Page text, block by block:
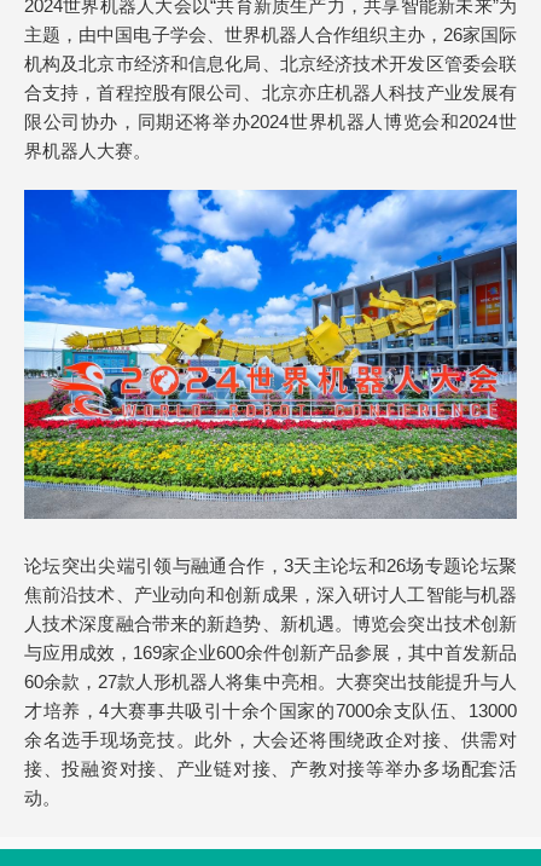
2024世界机器人大会以“共育新质生产力，共享智能新未来”为
主题，由中国电子学会、世界机器人合作组织主办，26家国际
机构及北京市经济和信息化局、北京经济技术开发区管委会联
合支持，首程控股有限公司、北京亦庄机器人科技产业发展有
限公司协办，同期还将举办2024世界机器人博览会和2024世
界机器人大赛。
论坛突出尖端引领与融通合作，3天主论坛和26场专题论坛聚
焦前沿技术、产业动向和创新成果，深入研讨人工智能与机器
人技术深度融合带来的新趋势、新机遇。博览会突出技术创新
与应用成效，169家企业600余件创新产品参展，其中首发新品
60余款，27款人形机器人将集中亮相。大赛突出技能提升与人
才培养，4大赛事共吸引十余个国家的7000余支队伍、13000
余名选手现场竞技。此外，大会还将围绕政企对接、供需对
接、投融资对接、产业链对接、产教对接等举办多场配套活
动。